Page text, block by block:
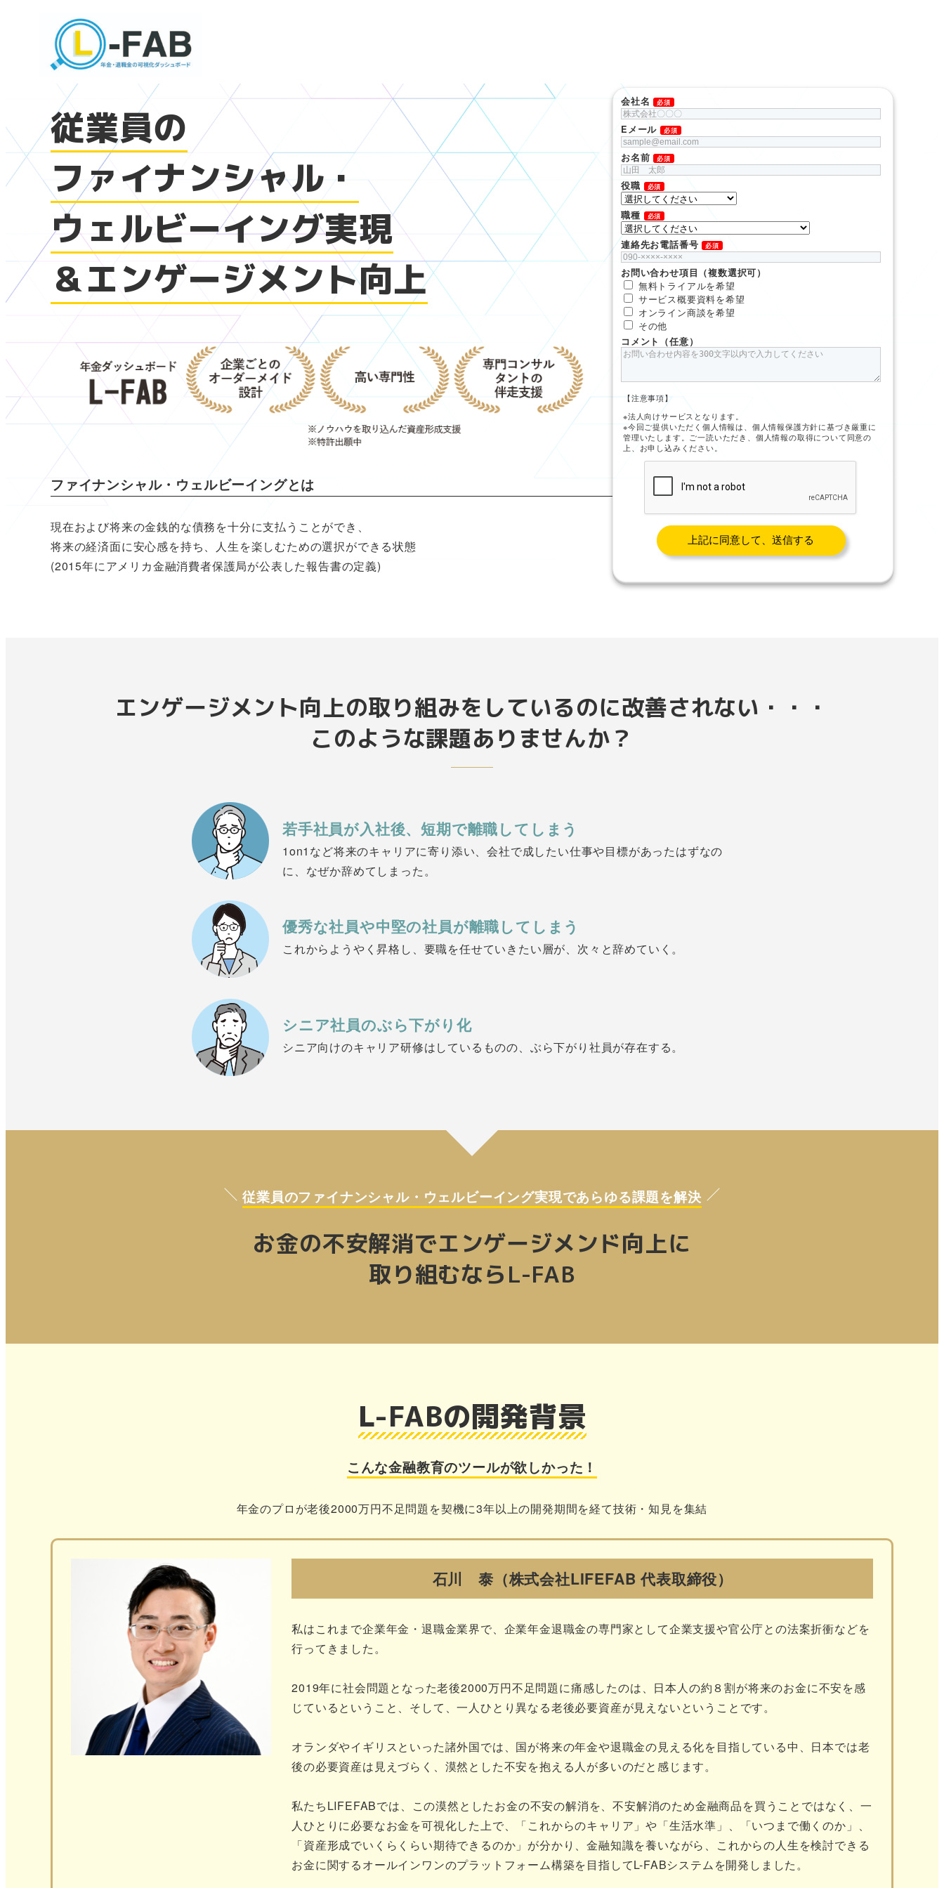
従業員の
ファイナンシャル・
ウェルビーイング実現
＆エンゲージメント向上
ファイナンシャル・ウェルビーイングとは
現在および将来の金銭的な債務を十分に支払うことができ、
将来の経済面に安心感を持ち、人生を楽しむための選択ができる状態
(2015年にアメリカ金融消費者保護局が公表した報告書の定義)
会社名 必須
Eメール 必須
お名前 必須
役職 必須
職種 必須
連絡先お電話番号 必須
お問い合わせ項目（複数選択可）
無料トライアルを希望
サービス概要資料を希望
オンライン商談を希望
その他
コメント（任意）
【注意事項】
※法人向けサービスとなります。
※今回ご提供いただく個人情報は、個人情報保護方針に基づき厳重に
管理いたします。ご一読いただき、個人情報の取得について同意の
上、お申し込みください。
エンゲージメント向上の取り組みをしているのに改善されない・・・
このような課題ありませんか？
若手社員が入社後、短期で離職してしまう
1on1など将来のキャリアに寄り添い、会社で成したい仕事や目標があったはずなの
に、なぜか辞めてしまった。
優秀な社員や中堅の社員が離職してしまう
これからようやく昇格し、要職を任せていきたい層が、次々と辞めていく。
シニア社員のぶら下がり化
シニア向けのキャリア研修はしているものの、ぶら下がり社員が存在する。
従業員のファイナンシャル・ウェルビーイング実現であらゆる課題を解決
お金の不安解消でエンゲージメンド向上に
取り組むならL-FAB
L-FABの開発背景
こんな金融教育のツールが欲しかった！
年金のプロが老後2000万円不足問題を契機に3年以上の開発期間を経て技術・知見を集結
石川 泰 （株式会社LIFEFAB 代表取締役）
私はこれまで企業年金・退職金業界で、企業年金退職金の専門家として企業支援や官公庁との法案折衝などを
行ってきました。
2019年に社会問題となった老後2000万円不足問題に痛感したのは、日本人の約８割が将来のお金に不安を感
じているということ、そして、一人ひとり異なる老後必要資産が見えないということです。
オランダやイギリスといった諸外国では、国が将来の年金や退職金の見える化を目指している中、日本では老
後の必要資産は見えづらく、漠然とした不安を抱える人が多いのだと感じます。
私たちLIFEFABでは、この漠然としたお金の不安の解消を、不安解消のため金融商品を買うことではなく、一
人ひとりに必要なお金を可視化した上で、「これからのキャリア」や「生活水準」、「いつまで働くのか」、
「資産形成でいくらくらい期待できるのか」が分かり、金融知識を養いながら、これからの人生を検討できる
お金に関するオールインワンのプラットフォーム構築を目指してL-FABシステムを開発しました。